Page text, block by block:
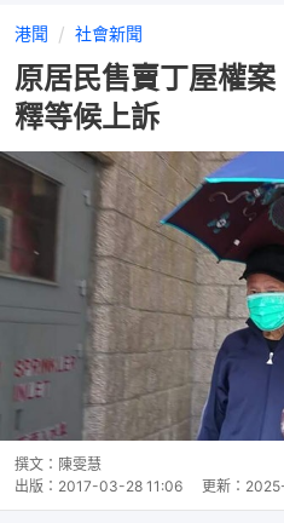
港聞 社會新聞
原居民售賣丁屋權
釋等候上訴
撰文： 陳雯慧
出版： 2017-03-28 11:06 更新：